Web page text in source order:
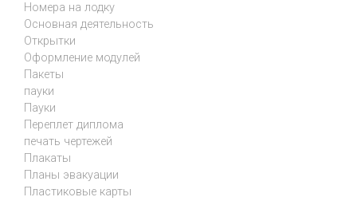
Номера на лодку
Основная деятельность
Открытки
Оформление модулей
Пакеты
пауки
Пауки
Переплет диплома
печать чертежей
Плакаты
Планы эвакуации
Пластиковые карты